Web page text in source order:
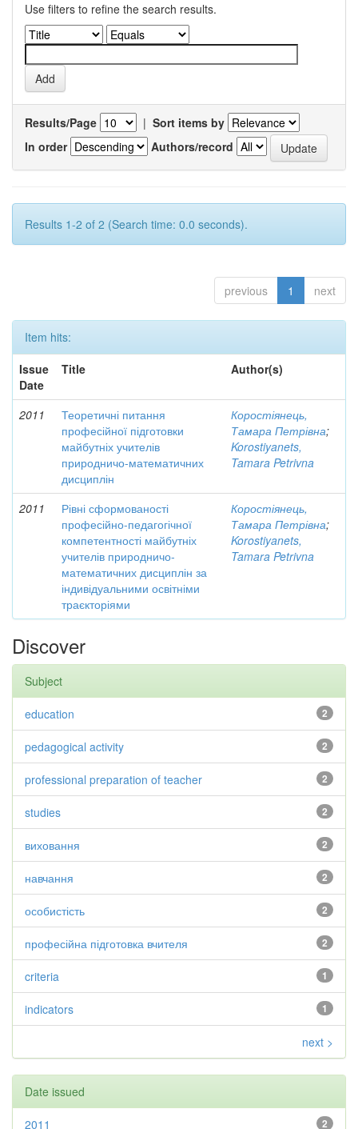
Use filters to refine the search results.
Results/Page | Sort items by
In order
Authors/record
Results 1-2 of 2 (Search time: 0.0 seconds).
previous 1 next
Item hits:
Issue
Date
Title Author(s)
2011
Теоретичні питання
професійної підготовки
майбутніх учителів
природничо-математичних
дисциплін
Коростіянець,
Тамара Петрівна;
Korostiyanets,
Tamara Petrivna
2011
Рівні сформованості
професійно-педагогічної
компетентності майбутніх
учителів природничо-
математичних дисциплін за
індивідуальними освітніми
траєкторіями
Коростіянець,
Тамара Петрівна;
Korostiyanets,
Tamara Petrivna
Discover
Subject
2
education
2
pedagogical activity
2
professional preparation of teacher
2
studies
2
виховання
2
навчання
2
особистість
2
професійна підготовка вчителя
1
criteria
1
indicators
next >
Date issued
2
2011